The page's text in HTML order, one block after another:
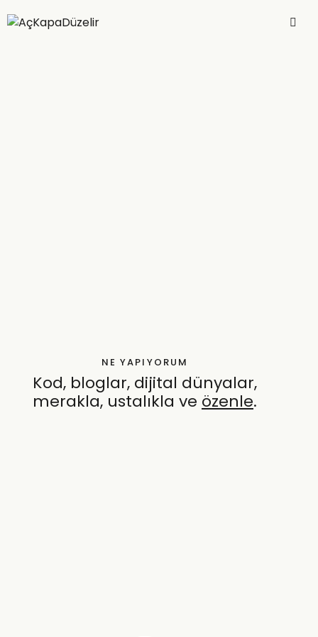
NE YAPIYORUM
Kod, bloglar, dijital dünyalar,
merakla, ustalıkla ve özenle.